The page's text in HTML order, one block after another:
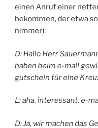
einen Anruf einer
bekommen, der etwa
nimmer):
D: Hallo Herr
haben beim e-mail
gutschein für eine
L: aha. interessant, e-
D: Ja, wir machen das